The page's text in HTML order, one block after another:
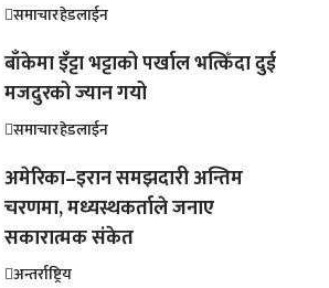
समाचारहेडलाईन
बाँकेमा इँट्टा भट्टाको पर्खाल भत्किँदा दुई
मजदुरको ज्यान गयो
समाचारहेडलाईन
अमेरिका–इरान समझदारी अन्तिम
चरणमा, मध्यस्थकर्ताले जनाए
सकारात्मक संकेत
अन्तर्राष्ट्रिय